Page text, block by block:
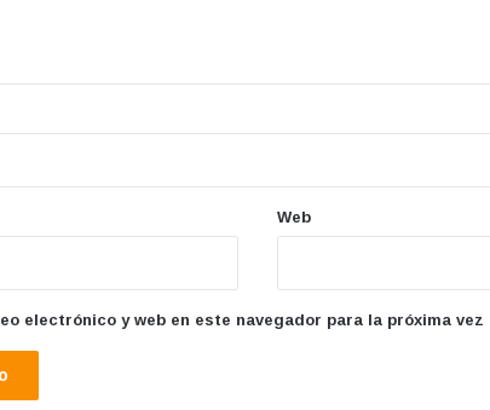
Web
electrónico y web en este navegador para la próxima vez